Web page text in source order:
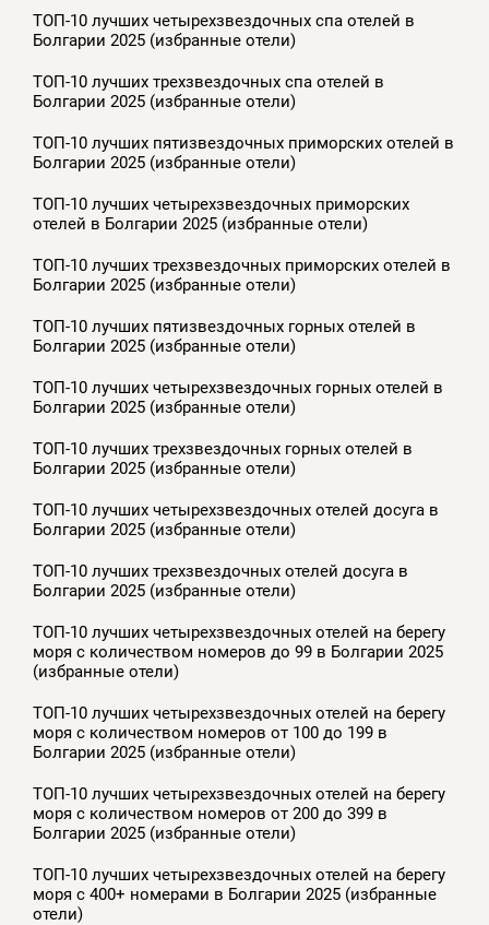
ТОП-10 лучших четырехзвездочных спа отелей в
Болгарии 2025 (избранные отели)
ТОП-10 лучших трехзвездочных спа отелей в
Болгарии 2025 (избранные отели)
ТОП-10 лучших пятизвездочных приморских отелей в
Болгарии 2025 (избранные отели)
ТОП-10 лучших четырехзвездочных приморских
отелей в Болгарии 2025 (избранные отели)
ТОП-10 лучших трехзвездочных приморских отелей в
Болгарии 2025 (избранные отели)
ТОП-10 лучших пятизвездочных горных отелей в
Болгарии 2025 (избранные отели)
ТОП-10 лучших четырехзвездочных горных отелей в
Болгарии 2025 (избранные отели)
ТОП-10 лучших трехзвездочных горных отелей в
Болгарии 2025 (избранные отели)
ТОП-10 лучших четырехзвездочных отелей досуга в
Болгарии 2025 (избранные отели)
ТОП-10 лучших трехзвездочных отелей досуга в
Болгарии 2025 (избранные отели)
ТОП-10 лучших четырехзвездочных отелей на берегу
моря с количеством номеров до 99 в Болгарии 2025
(избранные отели)
ТОП-10 лучших четырехзвездочных отелей на берегу
моря с количеством номеров от 100 до 199 в
Болгарии 2025 (избранные отели)
ТОП-10 лучших четырехзвездочных отелей на берегу
моря с количеством номеров от 200 до 399 в
Болгарии 2025 (избранные отели)
ТОП-10 лучших четырехзвездочных отелей на берегу
моря с 400+ номерами в Болгарии 2025 (избранные
отели)